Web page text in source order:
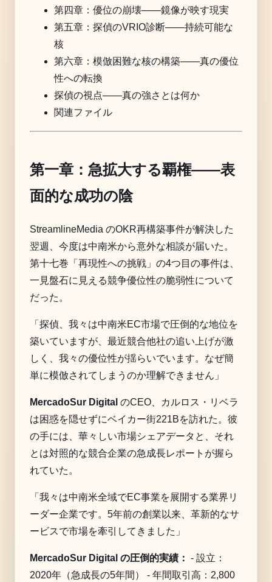
第四章：優位の崩壊――鏡像が映す現実
第五章：探偵のVRIO診断——持続可能な
核
第六章：模倣困難な核の構築——真の優位
性への転換
探偵の視点——真の強さとは何か
関連ファイル
第一章：急拡大する覇権――表
面的な成功の陰
StreamlineMedia のOKR再構築事件が解決した
翌週、今度は中南米から意外な相談が届いた。
第十七巻「再現性への挑戦」の4つ目の事件は、
一見盤石に見える競争優位性の脆弱性について
だった。
「探偵、我々は中南米EC市場で圧倒的な地位を
築いていますが、最近競合他社の追い上げが激
しく、我々の優位性が揺らいでいます。なぜ簡
単に模倣されてしまうのか理解できません」
MercadoSur Digital のCEO、カルロス・リベラ
は困惑を隠せずにベイカー街221Bを訪れた。彼
の手には、華々しい市場シェアデータと、それ
とは対照的な競合企業の急成長レポートが握ら
れていた。
「我々は中南米全域でEC事業を展開する業界リ
ーダー企業です。5年前の創業以来、革新的なサ
ービスで市場を牽引してきました」
MercadoSur Digital の圧倒的実績： - 設立：
2020年（急成長の5年間） - 年間取引高：2,800